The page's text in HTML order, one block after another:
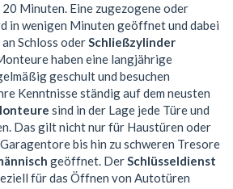
Minuten. Eine zugezogene oder
in wenigen Minuten geöffnet und dabei
Schloss oderSchließzylinder
haben eine langjährige
geschult und besuchen
Kenntnisse ständig auf dem neusten
sind in der Lage jede Türe und
Das gilt nicht nur für Haustüren oder
bis hin zu schweren Tresore
geöffnet. DerSchlüsseldienst
für das Öffnen von Autotüren